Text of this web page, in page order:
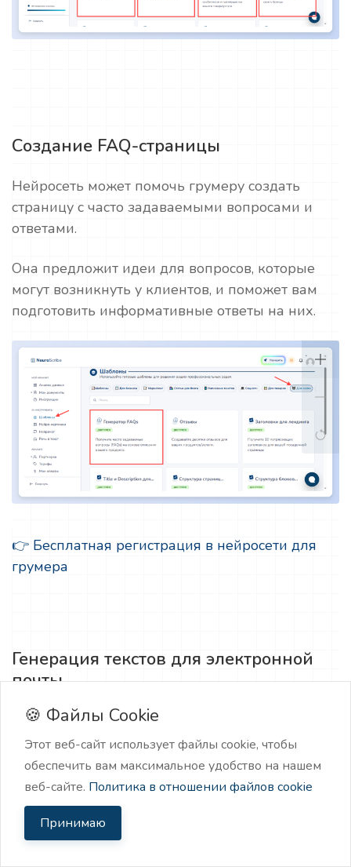
Создание FAQ-страницы
Нейросеть может помочь грумеру создать
страницу с часто задаваемыми вопросами и
ответами.
Она предложит идеи для вопросов, которые
могут возникнуть у клиентов, и поможет вам
подготовить информативные ответы на них.
👉 Бесплатная регистрация в нейросети для
грумера
Генерация текстов для электронной
почты
Нейроскрайб может помочь грумеру
генерировать тексты для электронных писем,
которые будут отправляться клиентам.
Это может быть информация о новых услугах,
специальных предложениях, советы по уходу
за животными и другие полезные материалы.
🍪 Файлы Cookie
Этот веб-сайт использует файлы cookie, чтобы
обеспечить вам максимальное удобство на нашем
веб-сайте. Политика в отношении файлов cookie
Принимаю